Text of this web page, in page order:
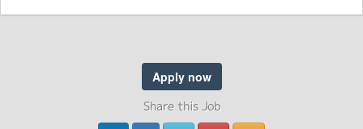
Apply now
Share this Job